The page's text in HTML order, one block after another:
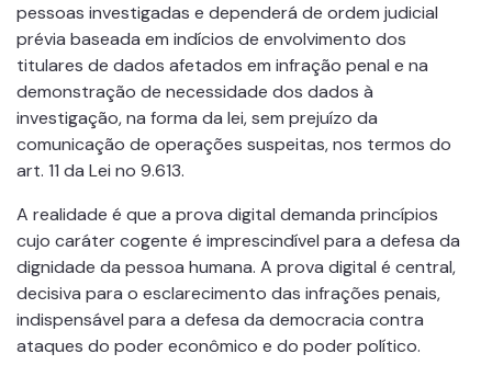
pessoas investigadas e dependerá de ordem judicial
prévia baseada em indícios de envolvimento dos
titulares de dados afetados em infração penal e na
demonstração de necessidade dos dados à
investigação, na forma da lei, sem prejuízo da
comunicação de operações suspeitas, nos termos do
art. 11 da Lei no 9.613.
A realidade é que a prova digital demanda princípios
cujo caráter cogente é imprescindível para a defesa da
dignidade da pessoa humana. A prova digital é central,
decisiva para o esclarecimento das infrações penais,
indispensável para a defesa da democracia contra
ataques do poder econômico e do poder político.